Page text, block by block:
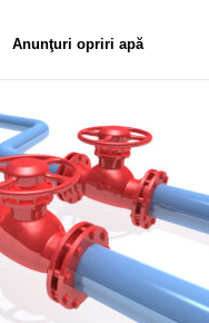
Anunţuri opriri apă